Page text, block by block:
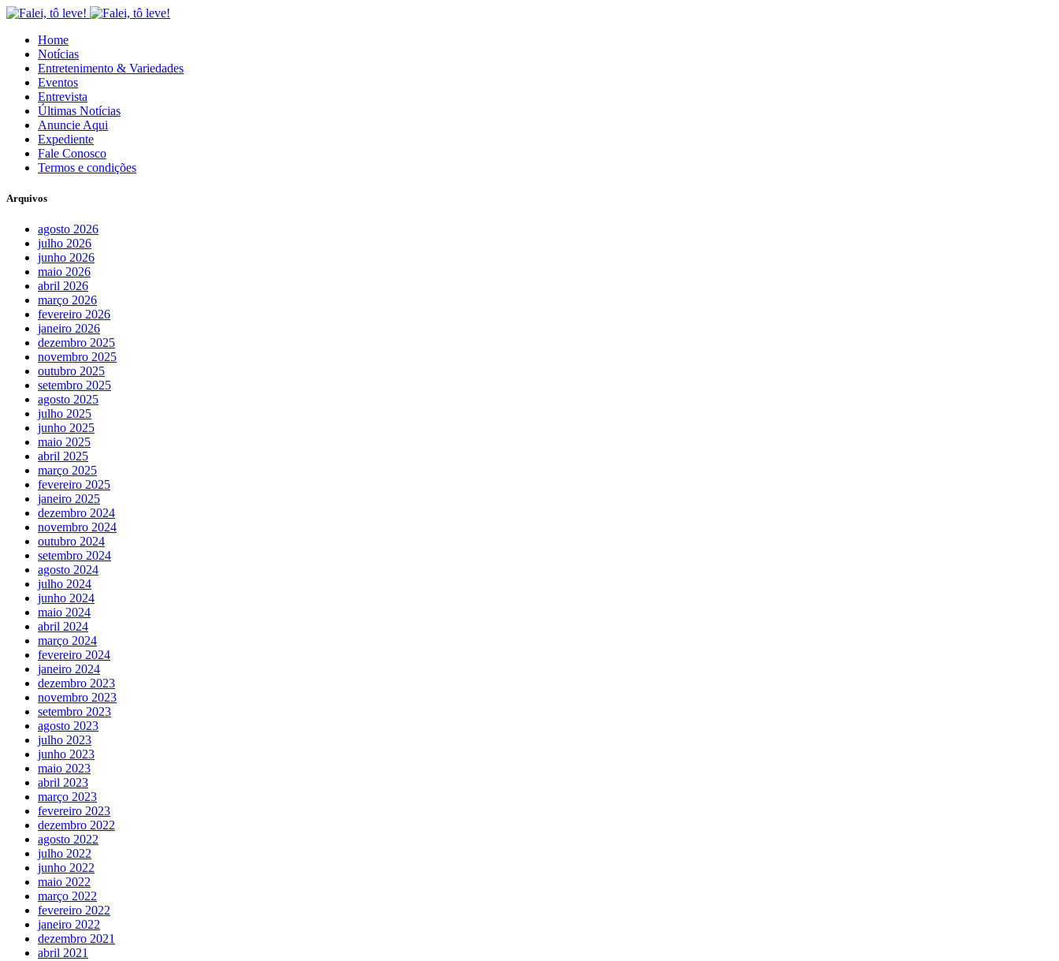
Home
Notícias
Entretenimento & Variedades
Eventos
Entrevista
Últimas Notícias
Anuncie Aqui
Expediente
Fale Conosco
Termos e condições
Arquivos
agosto 2026
julho 2026
junho 2026
maio 2026
abril 2026
março 2026
fevereiro 2026
janeiro 2026
dezembro 2025
novembro 2025
outubro 2025
setembro 2025
agosto 2025
julho 2025
junho 2025
maio 2025
abril 2025
março 2025
fevereiro 2025
janeiro 2025
dezembro 2024
novembro 2024
outubro 2024
setembro 2024
agosto 2024
julho 2024
junho 2024
maio 2024
abril 2024
março 2024
fevereiro 2024
janeiro 2024
dezembro 2023
novembro 2023
setembro 2023
agosto 2023
julho 2023
junho 2023
maio 2023
abril 2023
março 2023
fevereiro 2023
dezembro 2022
agosto 2022
julho 2022
junho 2022
maio 2022
março 2022
fevereiro 2022
janeiro 2022
dezembro 2021
abril 2021